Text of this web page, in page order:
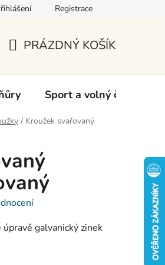
Registrace
KOŠÍK
PRÁZDNÝ KOŠÍK
Sport a volný čas
/ Kroužek svařovaný
galvanický zinek